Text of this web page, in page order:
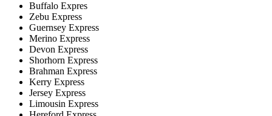
Buffalo Expres
Zebu Express
Guernsey Express
Merino Express
Devon Express
Shorhorn Express
Brahman Express
Kerry Express
Jersey Express
Limousin Express